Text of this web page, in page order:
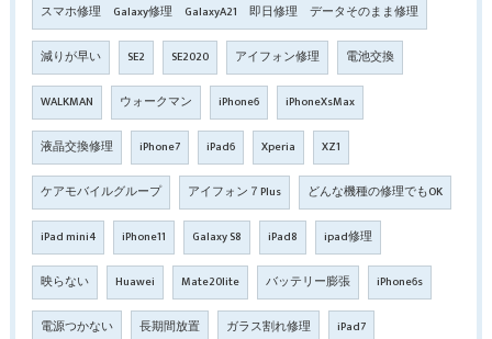
スマホ修理 Galaxy修理 GalaxyA21 即日修理 データそのまま修理
減りが早い SE2 SE2020 アイフォン修理 電池交換
WALKMAN ウォークマン iPhone6 iPhoneXsMax
液晶交換修理 iPhone7 iPad6 Xperia XZ1
ケアモバイルグループ アイフォン７Plus どんな機種の修理でもOK
iPad mini4 iPhone11 Galaxy S8 iPad8 ipad修理
映らない Huawei Mate20lite バッテリー膨張 iPhone6s
電源つかない 長期間放置 ガラス割れ修理 iPad7